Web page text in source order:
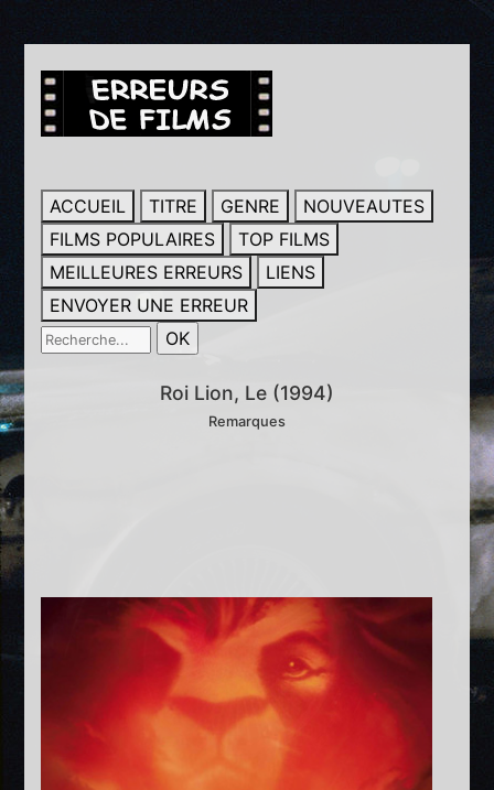
ACCUEIL TITRE GENRE
NOUVEAUTES
FILMS POPULAIRES
TOP FILMS
MEILLEURES ERREURS
LIENS
ENVOYER UNE ERREUR
Roi Lion, Le (1994)
Remarques